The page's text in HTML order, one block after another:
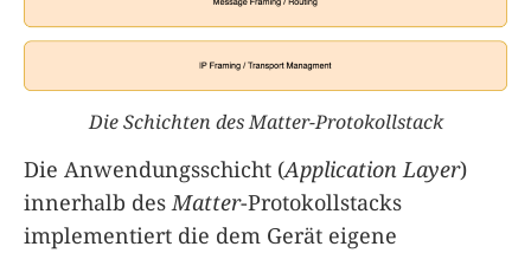
Die Schichten des Matter-Protokollstack
Die Anwendungsschicht (Application Layer)
innerhalb desMatter-Protokollstacks
implementiert die dem Gerät eigene